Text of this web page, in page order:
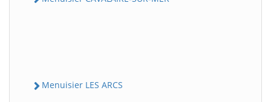
Menuisier LES ARCS